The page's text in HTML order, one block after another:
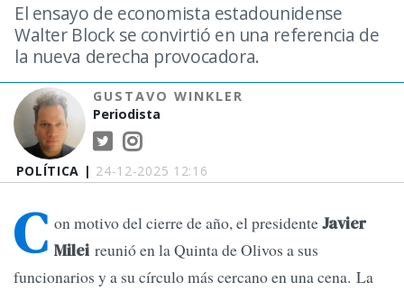
POLÍTICA | 24-12-2025 12:16
El ensayo de economista estadounidense
Walter Block se convirtió en una referencia de
la nueva derecha provocadora.
GUSTAVO WINKLER
Periodista
C on motivo del cierre de año, el presidenteJavier
Milei reunió en la Quinta de Olivos a sus
funcionarios y a su círculo más cercano en una cena. La